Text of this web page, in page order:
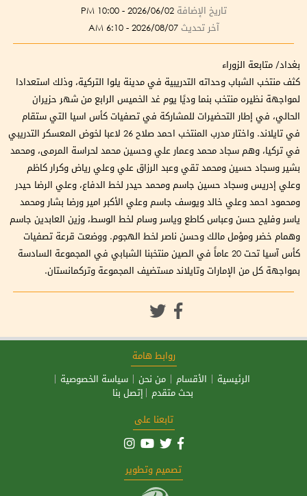
تاريخ الإضافة 2026/06/02 - 10:00 PM
آخر تحديث 2026/08/07 - 6:10 AM
بغداد/ متابعة الزوراء
كثف منتخب الشباب وحداته التدريبية في مدينة يلوا التركية، وذلك استعدادا
لمواجهة نظيره منتخب بنما وديًا يوم غد الخميس الرابع من شهر حزيران
الحالي، في إطار التحضيرات للمشاركة في تصفيات كأس اسيا التي ستقام
في تايلاند. واختار مدرب المنتخب احمد صلاح 26 لاعبا لخوض المعسكر التدريبي
في تركيا، وهم سجاد محمد وعمار علي وحسين محمد لحراسة المرمى، ومحمد
بشير وسجاد حسين ومحمد تقي وعبد الرزاق علي وعلي رياض وكرار كاظم
وعلي إدريس وسجاد حسين جاسم ومحمد حيدر لخط الدفاع، وعلي الرضا حيدر
ومحمود احمد وعلي خالد ويوسف جاسم وعلي الأكبر امير ورضا بشار ومحمد
ياسر وفليح حسن وعباس كاطع وياسر وسام لخط الوسط، وزين العابدين جاسم
وهمام خضر ومؤمل مالك وحسن ناصر لخط الهجوم. ووضعت قرعة تصفيات
كأس آسيا تحت 20 عاماً في الصين منتخبنا الشبابي في المجموعة السادسة
بمواجهة كل من الإمارات وتايلاند مستضيف المجموعة وتركمانستان.
روابط هامة
الرئيسية
الأقسام من نحن
سياسة الخصوصية
بحث متقدم
إتصل بنا
تابعنا على
تصميم وتطوير